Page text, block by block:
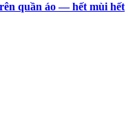
quần áo — hết mùi hết